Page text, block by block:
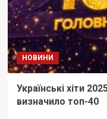
НОВИНИ
Українські хіти
визначило топ-40